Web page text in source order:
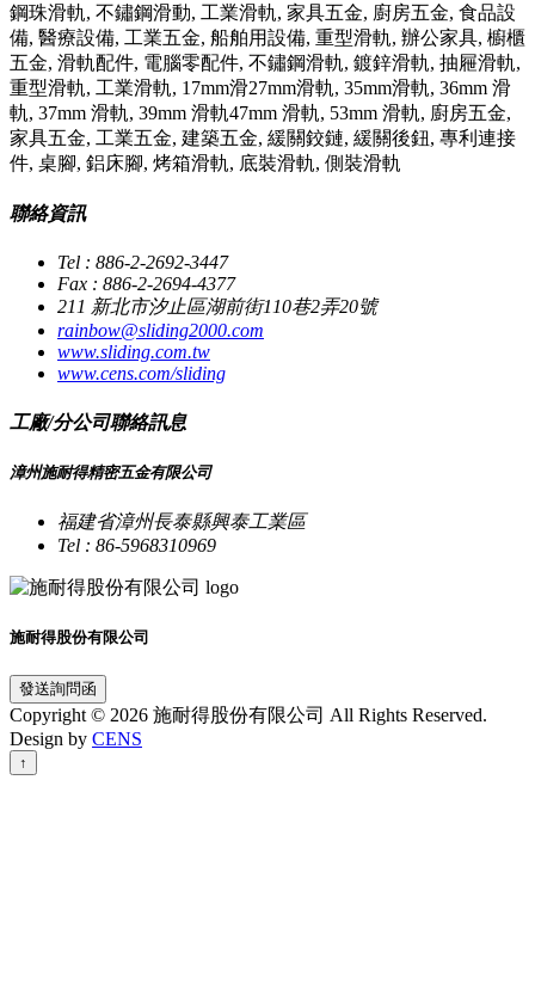
鋼珠滑軌, 不鏽鋼滑動, 工業滑軌, 家具五金, 廚房五金, 食品設
備, 醫療設備, 工業五金, 船舶用設備, 重型滑軌, 辦公家具, 櫥櫃
五金, 滑軌配件, 電腦零配件, 不鏽鋼滑軌, 鍍鋅滑軌, 抽屜滑軌,
重型滑軌, 工業滑軌, 17mm滑27mm滑軌, 35mm滑軌, 36mm 滑
軌, 37mm 滑軌, 39mm 滑軌47mm 滑軌, 53mm 滑軌, 廚房五金,
家具五金, 工業五金, 建築五金, 緩關鉸鏈, 緩關後鈕, 專利連接
件, 桌腳, 鋁床腳, 烤箱滑軌, 底裝滑軌, 側裝滑軌
聯絡資訊
Tel : 886-2-2692-3447
Fax : 886-2-2694-4377
211 新北市汐止區湖前街110巷2弄20號
rainbow@sliding2000.com
www.sliding.com.tw
www.cens.com/sliding
工廠/分公司聯絡訊息
漳州施耐得精密五金有限公司
福建省漳州長泰縣興泰工業區
Tel : 86-5968310969
施耐得股份有限公司
發送詢問函
Copyright © 2026 施耐得股份有限公司 All Rights Reserved.
Design by CENS
↑